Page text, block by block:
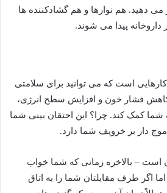
دهید. هم نوارها و هم گشادکننده ها
داروخانه پیدا می شوند.
است که می توانید برای سلامتی
کاهش فشار خون و افزایش سطح انرژی،
کمک کند. چرا؟ این احتقان بینی شما
دار بر خروپف شما دارد.
است – بالاخره زمانی که شما خواب
اگر طرف مقابلتان شما را به اتاق